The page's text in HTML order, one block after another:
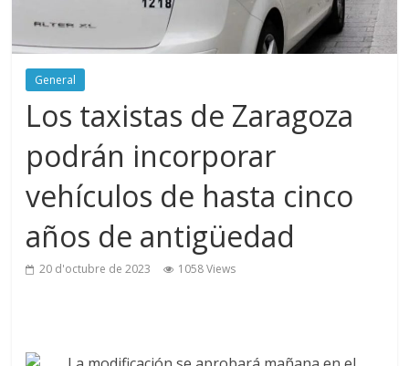
General
Los taxistas de Zaragoza
podrán incorporar
vehículos de hasta cinco
años de antigüedad
20 d'octubre de 2023 1058 Views